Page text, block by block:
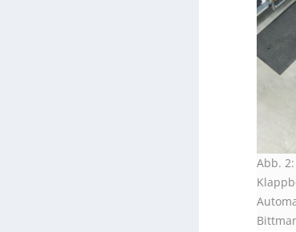
Abb.